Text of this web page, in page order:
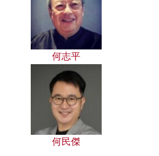
何志平
何民傑